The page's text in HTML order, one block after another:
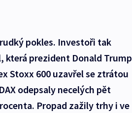
pokles. Investoři tak
která prezident Donald Trump
Stoxx 600 uzavřel se ztrátou
odepsaly necelých pět
Propad zažily trhy i ve